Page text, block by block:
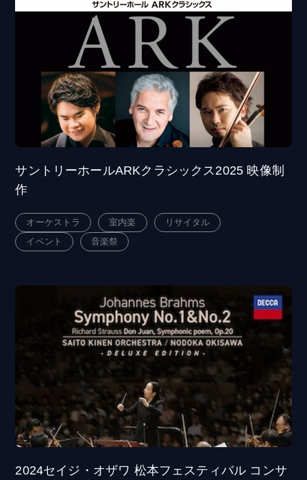
サントリーホールARKクラシックス2025 映像制
作
オーケストラ 室内楽
リサイタル
イベント
音楽祭
2024セイジ・オザワ 松本フェスティバル コンサ